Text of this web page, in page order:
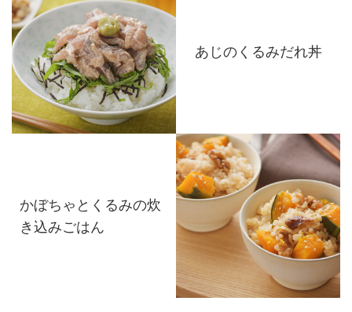
あじのくるみだれ丼
かぼちゃとくるみの炊
き込みごはん